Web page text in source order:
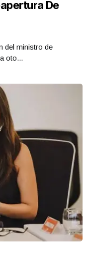
De
del ministro de
oto...